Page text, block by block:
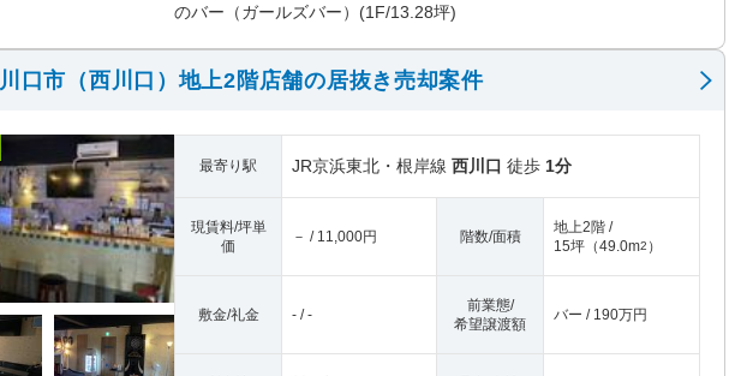
のバー（ガールズバー）(1F/13.28坪)
川口市（西川口）地上2階店舗の居抜き売却案件
最寄り駅 JR京浜東北・根岸線 西川口 徒歩 1分
現賃料/坪単
価
－ / 11,000円 階数/面積
地上2階 /
15坪 （49.0m2 ）
敷金/礼金 - / -
前業態/
希望譲渡額
バー / 190万円